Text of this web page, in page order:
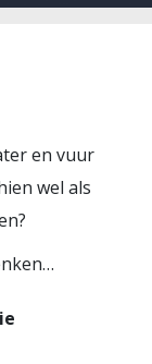
en vuur
wel als